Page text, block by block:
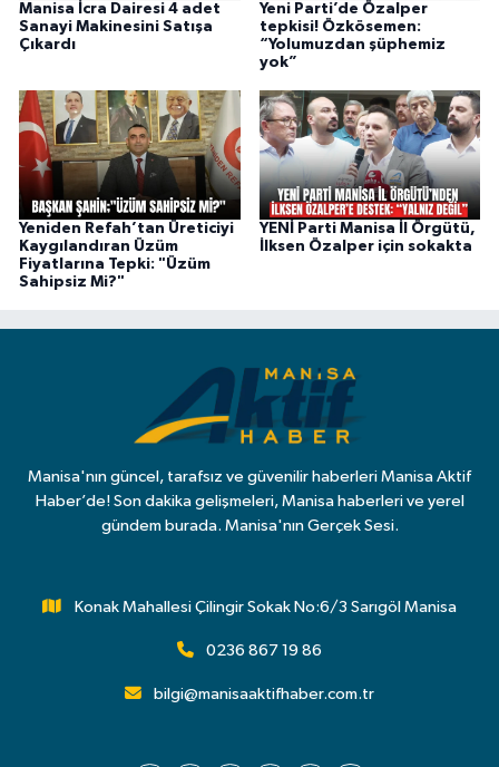
Manisa İcra Dairesi 4 adet
Sanayi Makinesini Satışa
Çıkardı
Yeni Parti’de Özalper
tepkisi! Özkösemen:
“Yolumuzdan şüphemiz
yok”
Yeniden Refah’tan Üreticiyi
Kaygılandıran Üzüm
Fiyatlarına Tepki: "Üzüm
Sahipsiz Mi?"
YENİ Parti Manisa İl Örgütü,
İlksen Özalper için sokakta
Manisa'nın güncel, tarafsız ve güvenilir haberleri Manisa Aktif
Haber’de! Son dakika gelişmeleri, Manisa haberleri ve yerel
gündem burada. Manisa'nın Gerçek Sesi.
Konak Mahallesi Çilingir Sokak No:6/3 Sarıgöl Manisa
0236 867 19 86
bilgi@manisaaktifhaber.com.tr